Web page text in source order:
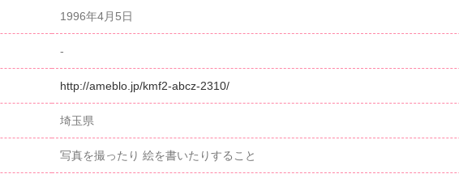
1996年4月5日
-
http://ameblo.jp/kmf2-abcz-2310/
埼玉県
写真を撮ったり 絵を書いたりすること